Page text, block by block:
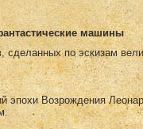
машины
сделанных по эскизам
эпохи Возрождения